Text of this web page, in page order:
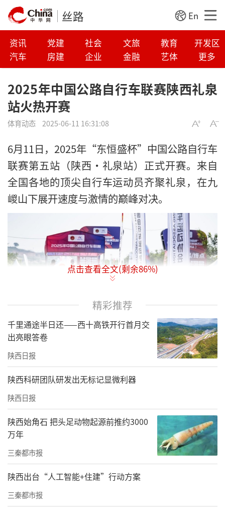
丝路 En
资讯 党建 社会 文旅 教育
开发区
汽车
房建 企业 金融 艺体 更多
2025年中国公路自行车联赛陕西礼泉
站火热开赛
体育动态 2025-06-11 16:31:08
6月11日，2025年“东恒盛杯”中国公路自行车
联赛第五站（陕西·礼泉站）正式开赛。来自
全国各地的顶尖自行车运动员齐聚礼泉，在九
嵕山下展开速度与激情的巅峰对决。
首个比赛日分别进行的是男、女个人计时赛的
争夺，两个组别距离均为35公里，比赛起点位
于礼泉县袁家村，赛道有一定的起伏，进入215
县道有连续的缓上坡路段，对车手的爬坡能力
有一定的考验。最终，来自湖南队陈利斌以48
分39秒387摘得男子个人计时赛冠军，甘肃队张
正旺、黑龙江队白利君分获二、三名。女子个
人计时赛方面，来自河南巴迪瑞自行车队伊曼
丹纳以59分29秒467的成绩获得冠军，黑龙江队
点击查看全文(剩余86%)
精彩推荐
千里通途半日还——西十高铁开行首月交
出亮眼答卷
陕西日报
陕西科研团队研发出无标记显微利器
陕西日报
陕西始角石 把头足动物起源前推约3000
万年
三秦都市报
陕西出台“人工智能+住建”行动方案
三秦都市报